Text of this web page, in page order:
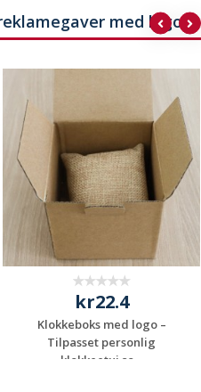
med logo
kr22.4
Klokkeboks med logo –
Tilpasset personlig
klokkeetui so...